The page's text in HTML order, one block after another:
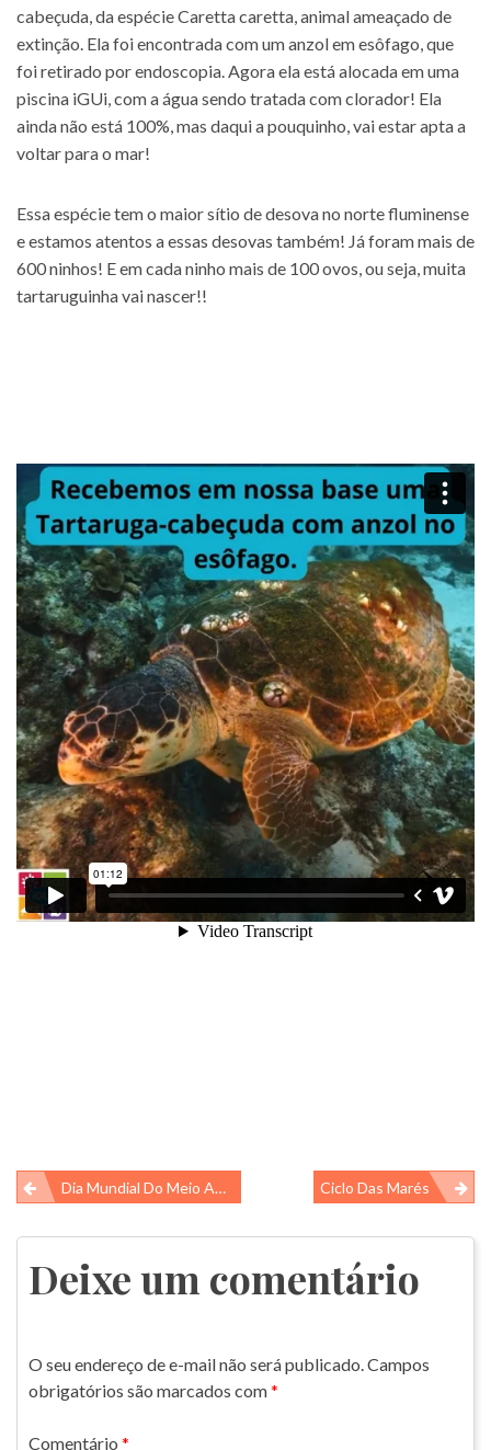
cabeçuda, da espécie Caretta caretta, animal ameaçado de
extinção. Ela foi encontrada com um anzol em esôfago, que
foi retirado por endoscopia. Agora ela está alocada em uma
piscina iGUi, com a água sendo tratada com clorador! Ela
ainda não está 100%, mas daqui a pouquinho, vai estar apta a
voltar para o mar!
Essa espécie tem o maior sítio de desova no norte fluminense
e estamos atentos a essas desovas também! Já foram mais de
600 ninhos! E em cada ninho mais de 100 ovos, ou seja, muita
tartaruguinha vai nascer!!
Navegação
de
Post
Dia Mundial Do Meio Ambiente Ciclo Das Marés
Deixe um comentário
O seu endereço de e-mail não será publicado.Campos
obrigatórios são marcados com*
Comentário *